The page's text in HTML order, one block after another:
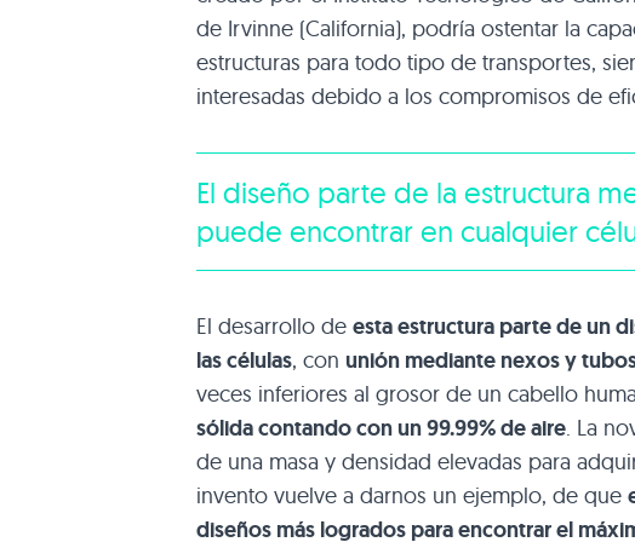
de Irvinne (California), podría ostentar la
estructuras para todo tipo de transportes,
interesadas debido a los compromisos de
El diseño parte de la estructura
puede encontrar en cualquier
El desarrollo de esta estructura parte de un
las células, con unión mediante nexos y
veces inferiores al grosor de un cabello
sólida contando con un 99.99% de aire . La
de una masa y densidad elevadas para
invento vuelve a darnos un ejemplo, de que
diseños más logrados para encontrar el